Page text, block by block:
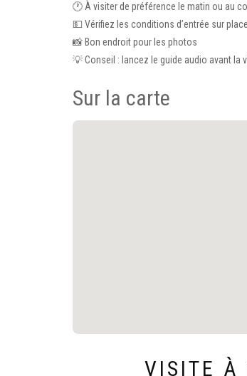
🕐 À visiter de préférence le matin ou au
💵 Vérifiez les conditions d’entrée sur place
📸 Bon endroit pour les photos
💡 Conseil : lancez le guide audio avant la
Sur la carte
VISITE À